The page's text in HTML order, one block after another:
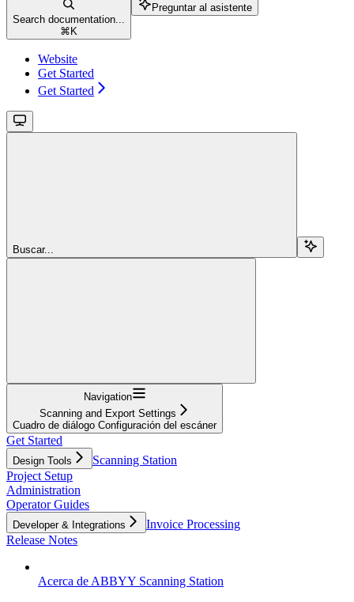
Search documentation...
⌘ K
Preguntar al asistente
Website
Get Started
Get Started
Buscar...
Navigation
Scanning and Export Settings
Cuadro de diálogo Configuración del escáner
Get Started
Design Tools
Scanning Station
Project Setup
Administration
Operator Guides
Developer & Integrations
Invoice Processing
Release Notes
Acerca de ABBYY Scanning Station